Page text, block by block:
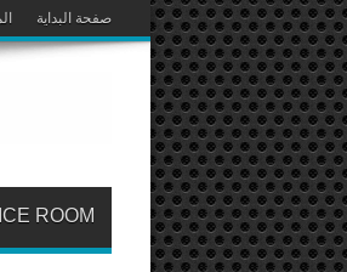
صفحة البداية
ROOM